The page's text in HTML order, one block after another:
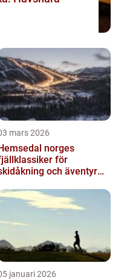
mars 2026
norges
för
och äventyr
januari 2026